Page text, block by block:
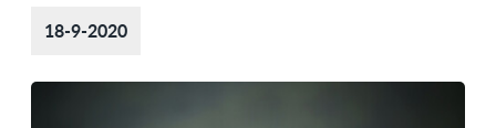
18-9-2020